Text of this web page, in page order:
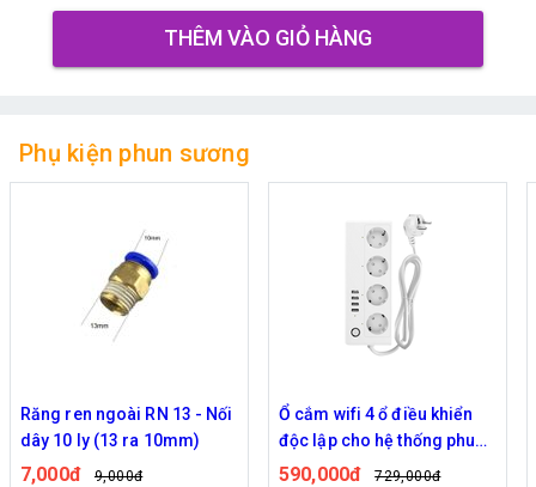
THÊM VÀO GIỎ HÀNG
Phụ kiện phun sương
Ổ cắm wifi 4 ổ điều khiển
độc lập cho hệ thống phun
sương
590,000đ 729,000đ
Van khóa 220V điện từ (Ren
trong 21mm)
275,000đ 348,000đ